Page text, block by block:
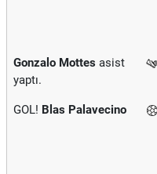
Gonzalo Mottes asist
yaptı.
GOL! Blas Palavecino